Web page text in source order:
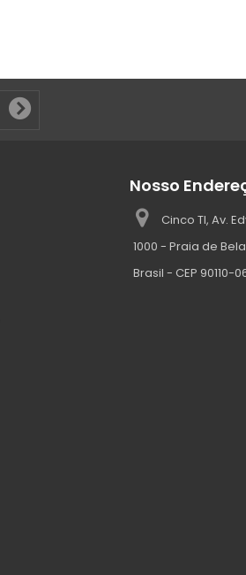
Nosso
Cinco TI, Av.
1000 - Praia de
Brasil - CEP 90110-